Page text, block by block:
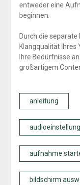
entweder eine
beginnen.
Durch die
Klangqualität Ihres
Ihre Bedürfnisse
großartigem
anleitung
aufnahme
bildschirm